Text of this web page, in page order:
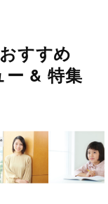
すすめ
ー & 特集